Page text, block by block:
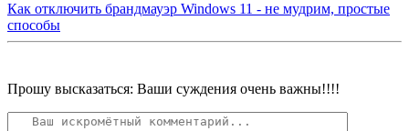
Как отключить брандмауэр Windows 11 - не мудрим, простые
способы
Прошу высказаться: Ваши суждения очень важны!!!!